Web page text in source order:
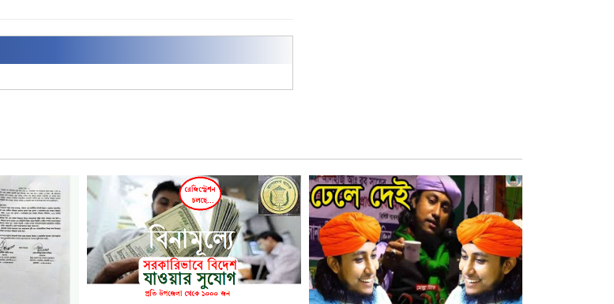
আবিদের